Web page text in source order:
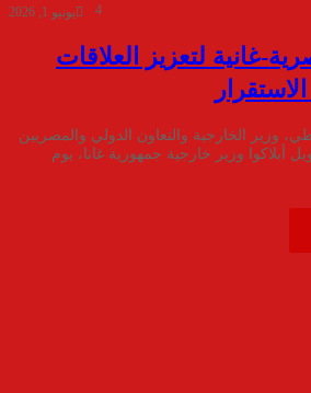
يونيو 1, 2026 4
غانية لتعزيز العلاقات
وزير الخارجية والتعاون الدولي والمصريين
أبلاكوا وزير خارجية جمهورية غانا، يوم